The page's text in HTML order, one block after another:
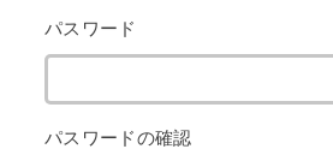
パスワード
パスワードの確認